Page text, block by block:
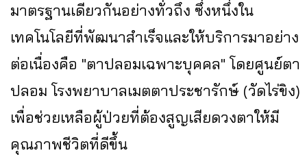
มาตรฐานเดียวกันอย่างทั่วถึง ซึ่งหนึ่งใน
เทคโนโลยีที่พัฒนาสำเร็จและให้บริการมาอย่าง
ต่อเนื่องคือ "ตาปลอมเฉพาะบุคคล" โดยศูนย์ตา
ปลอม โรงพยาบาลเมตตาประชารักษ์ (วัดไร่ขิง)
เพื่อช่วยเหลือผู้ป่วยที่ต้องสูญเสียดวงตาให้มี
คุณภาพชีวิตที่ดีขึ้น